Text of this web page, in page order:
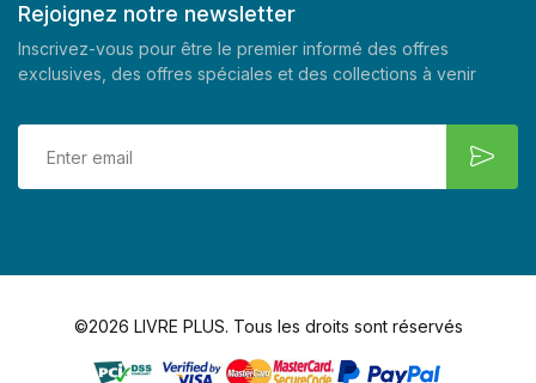
Rejoignez notre newsletter
Inscrivez-vous pour être le premier informé des offres
exclusives, des offres spéciales et des collections à venir
©2026 LIVRE PLUS. Tous les droits sont réservés